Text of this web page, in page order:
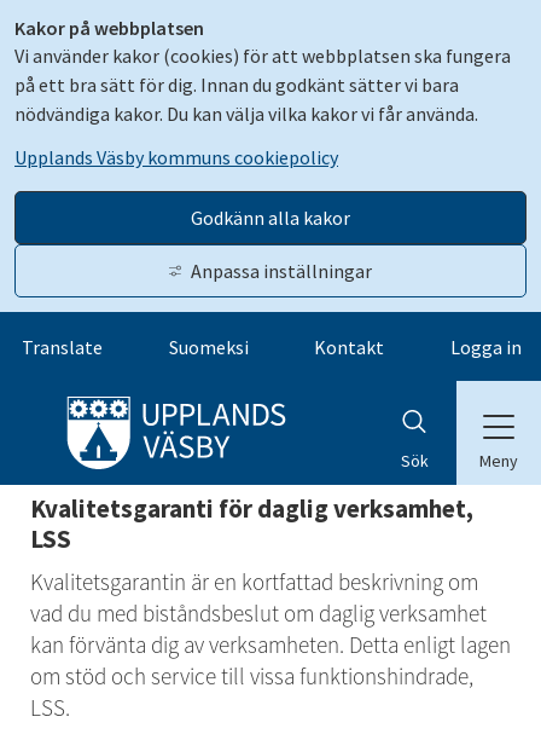
Kakor på webbplatsen
Vi använder kakor (cookies) för att webbplatsen ska fungera
på ett bra sätt för dig. Innan du godkänt sätter vi bara
nödvändiga kakor. Du kan välja vilka kakor vi får använda.
Upplands Väsby kommuns cookiepolicy
Godkänn alla kakor
Anpassa inställningar
Gå till innehåll
Translate Suomeksi Kontakt Logga in
Sök Meny
Kvalitetsgaranti för daglig verksamhet,
LSS
Kvalitetsgarantin är en kortfattad beskrivning om
vad du med biståndsbeslut om daglig verksamhet
kan förvänta dig av verksamheten. Detta enligt lagen
om stöd och service till vissa funktionshindrade,
LSS.